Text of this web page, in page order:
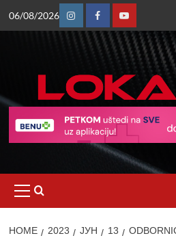
06/08/2026
InstagramFacebookYoutube
Menu
HOME 2023 ЈУН 13